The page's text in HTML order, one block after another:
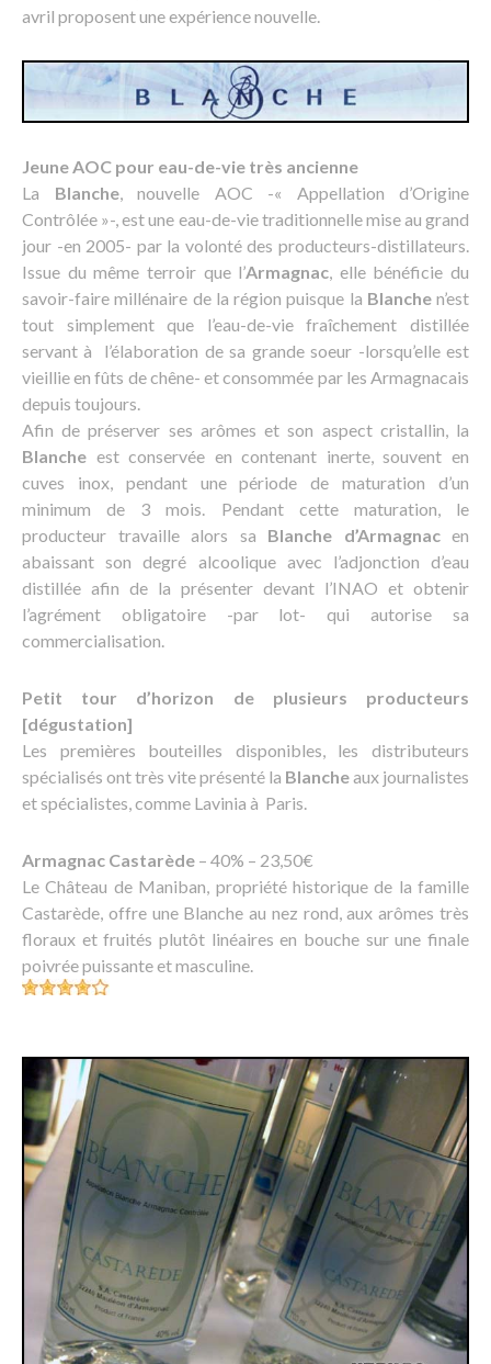
avril proposent une expérience nouvelle.
Jeune AOC pour eau-de-vie très ancienne
La Blanche, nouvelle AOC -« Appellation d’Origine
Contrôlée »-, est une eau-de-vie traditionnelle mise au grand
jour -en 2005- par la volonté des producteurs-distillateurs.
Issue du même terroir que l’Armagnac, elle bénéficie du
savoir-faire millénaire de la région puisque la Blanchen’est
tout simplement que l’eau-de-vie fraîchement distillée
servant à l’élaboration de sa grande soeur -lorsqu’elle est
vieillie en fûts de chêne- et consommée par les Armagnacais
depuis toujours.
Afin de préserver ses arômes et son aspect cristallin, la
Blanche est conservée en contenant inerte, souvent en
cuves inox, pendant une période de maturation d’un
minimum de 3 mois. Pendant cette maturation, le
producteur travaille alors sa Blanche d’Armagnacen
abaissant son degré alcoolique avec l’adjonction d’eau
distillée afin de la présenter devant l’INAO et obtenir
l’agrément obligatoire -par lot- qui autorise sa
commercialisation.
Petit tour d’horizon de plusieurs producteurs
[dégustation]
Les premières bouteilles disponibles, les distributeurs
spécialisés ont très vite présenté la Blancheaux journalistes
et spécialistes, comme Lavinia à Paris.
Armagnac Castarède – 40% – 23,50€
Le Château de Maniban, propriété historique de la famille
Castarède, offre une Blanche au nez rond, aux arômes très
floraux et fruités plutôt linéaires en bouche sur une finale
poivrée puissante et masculine.